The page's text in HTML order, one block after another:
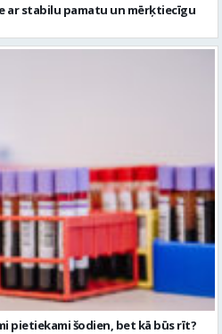
ar stabilu pamatu un mērķtiecīgu
pietiekami šodien, bet kā būs rīt?